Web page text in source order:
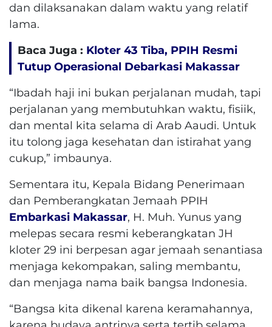
dan dilaksanakan dalam waktu yang relatif
lama.
Baca Juga : Kloter 43 Tiba, PPIH Resmi
Tutup Operasional Debarkasi Makassar
“Ibadah haji ini bukan perjalanan mudah, tapi
perjalanan yang membutuhkan waktu, fisiik,
dan mental kita selama di Arab Aaudi. Untuk
itu tolong jaga kesehatan dan istirahat yang
cukup,” imbaunya.
Sementara itu, Kepala Bidang Penerimaan
dan Pemberangkatan Jemaah PPIH
Embarkasi Makassar, H. Muh. Yunus yang
melepas secara resmi keberangkatan JH
kloter 29 ini berpesan agar jemaah senantiasa
menjaga kekompakan, saling membantu,
dan menjaga nama baik bangsa Indonesia.
“Bangsa kita dikenal karena keramahannya,